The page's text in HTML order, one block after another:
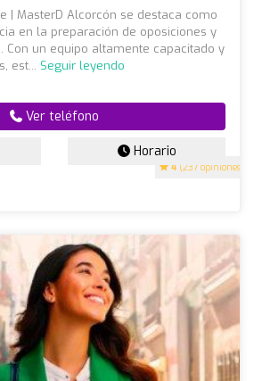
4 (237 opiniones)
| MasterD Alcorcón se destaca como
en la preparación de oposiciones y
Con un equipo altamente capacitado y
est... Seguir leyendo
Ver teléfono
Horario